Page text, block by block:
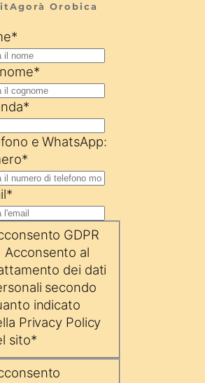
Orobica
*
*
*
e WhatsApp:
*
*
GDPR
Acconsento al
dei dati
secondo
indicato
Privacy Policy
sito*